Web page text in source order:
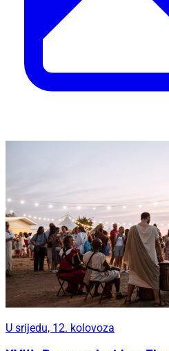
U srijedu, 12. kolovoza